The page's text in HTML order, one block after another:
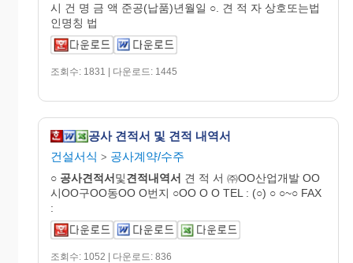
시 건 명 금 액 준공(납품)년월일 ○. 견 적 자 상호또는법
인명칭 법
조회수: 1831 | 다운로드: 1445
공사 견적서 및 견적 내역서
건설서식 > 공사계약/수주
○ 공사견적서및견적내역서 견 적 서 ㈜OO산업개발 OO
시OO구OO동OO O번지 ○OO O O TEL : (○) ○ ○~○ FAX
:
조회수: 1052 | 다운로드: 836